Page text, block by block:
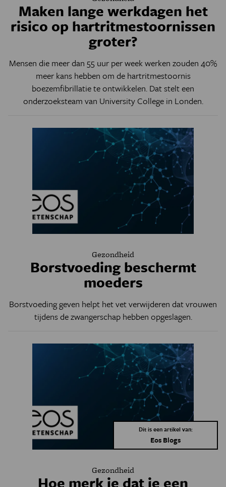
Maken lange werkdagen het
risico op hartritmestoornissen
groter?
Mensen die meer dan 55 uur per week werken zouden 40%
meer kans hebben om de hartritmestoornis
boezemfibrillatie te ontwikkelen. Dat stelt een
onderzoeksteam van University College in Londen.
Gezondheid
Borstvoeding beschermt
moeders
Borstvoeding geven helpt het vet verwijderen dat vrouwen
tijdens de zwangerschap hebben opgeslagen.
Dit is een artikel van:
Eos Blogs
Gezondheid
Hoe merk je dat je een